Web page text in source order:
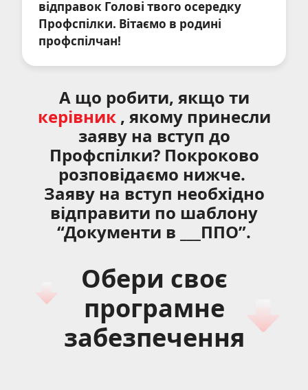
відправок Голові твого осередку
Профспілки. Вітаємо в родині
профспілчан!
А що робити, якщо ти
керівник , якому принесли
заяву на вступ до
Профспілки? Покроково
розповідаємо нижче.
Заяву на вступ необхідно
відправити по шаблону
“Документи в ___ППО”.
Обери своє
програмне
забезпечення